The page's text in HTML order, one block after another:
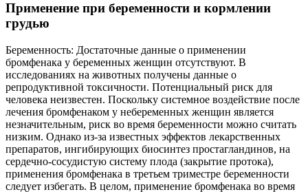
Применение при беременности и кормлении
грудью
Беременность: Достаточные данные о применении
бромфенака у беременных женщин отсутствуют. В
исследованиях на животных получены данные о
репродуктивной токсичности. Потенциальный риск для
человека неизвестен. Поскольку системное воздействие после
лечения бромфенаком у небеременных женщин является
незначительным, риск во время беременности можно считать
низким. Однако из-за известных эффектов лекарственных
препаратов, ингибирующих биосинтез простагландинов, на
сердечно-сосудистую систему плода (закрытие протока),
применения бромфенака в третьем триместре беременности
следует избегать. В целом, применение бромфенака во время